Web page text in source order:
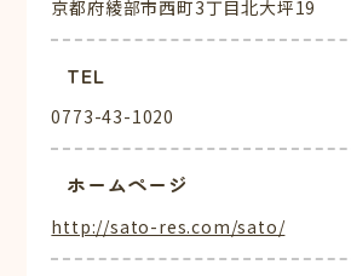
京都府綾部市西町3丁目北大坪19
TEL
0773-43-1020
ホームページ
http://sato-res.com/sato/